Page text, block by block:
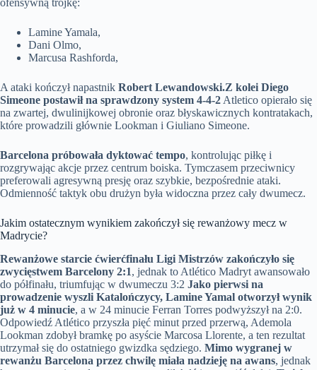
ofensywną trójkę:
Lamine Yamala,
Dani Olmo,
Marcusa Rashforda,
A ataki kończył napastnik Robert Lewandowski.Z kolei Diego
Simeone postawił na sprawdzony system 4-4-2 Atletico opierało się
na zwartej, dwulinijkowej obronie oraz błyskawicznych kontratakach,
które prowadzili głównie Lookman i Giuliano Simeone.
Barcelona próbowała dyktować tempo, kontrolując piłkę i
rozgrywając akcje przez centrum boiska. Tymczasem przeciwnicy
preferowali agresywną presję oraz szybkie, bezpośrednie ataki.
Odmienność taktyk obu drużyn była widoczna przez cały dwumecz.
Jakim ostatecznym wynikiem zakończył się rewanżowy mecz w
Madrycie?
Rewanżowe starcie ćwierćfinału Ligi Mistrzów zakończyło się
zwycięstwem Barcelony 2:1, jednak to Atlético Madryt awansowało
do półfinału, triumfując w dwumeczu 3:2 Jako pierwsi na
prowadzenie wyszli Katalończycy, Lamine Yamal otworzył wynik
już w 4 minucie, a w 24 minucie Ferran Torres podwyższył na 2:0.
Odpowiedź Atlético przyszła pięć minut przed przerwą, Ademola
Lookman zdobył bramkę po asyście Marcosa Llorente, a ten rezultat
utrzymał się do ostatniego gwizdka sędziego. Mimo wygranej w
rewanżu Barcelona przez chwilę miała nadzieję na awans, jednak